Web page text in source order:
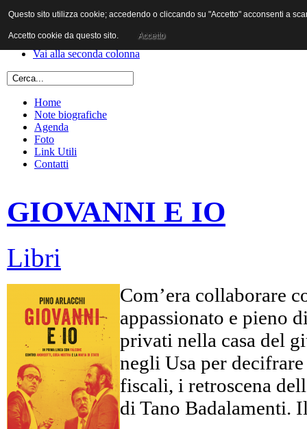
Vai al contenuto
Vai alla prima colonna
Vai alla seconda colonna
Home
Note biografiche
Agenda
Foto
Link Utili
Contatti
GIOVANNI E IO
Libri
Com’era collaborare
appassionato e pieno
privati nella casa del
negli Usa per
fiscali, i retroscena
di Tano Badalamenti.
Questo sito utilizza cookie; accedendo o cliccando su "Accetto" acconsenti a
Accetto cookie da questo sito. Accetto